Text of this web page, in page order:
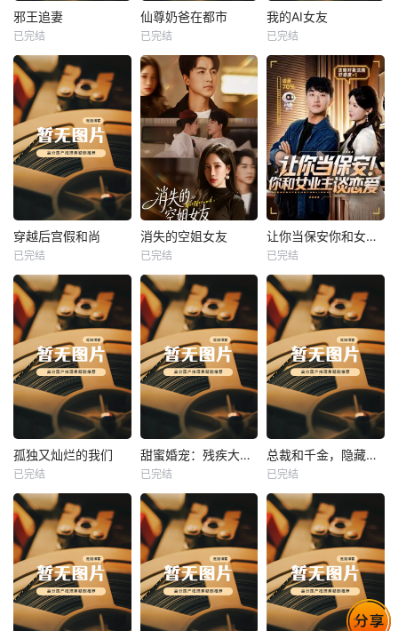
热播
邪王追妻
未知
邪王追妻
已完结
热播
未知
仙尊奶爸在都市
已完结
热播
我的AI女友
未知
我的AI女友
已完结
热播
未知
穿越后宫假和尚
已完结
热播
未知
消失的空姐女友
已完结
热播
未知
让你当保安你和女业主谈恋爱
已完结
热播
未知
孤独又灿烂的我们
已完结
热播
未知
甜蜜婚宠：残疾大佬夜夜撩
已完结
热播
未知
总裁和千金，隐藏身份闪婚了
已完结